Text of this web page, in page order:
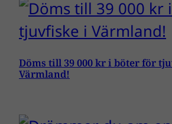
Döms till 39 000 kr i böter för
Värmland!